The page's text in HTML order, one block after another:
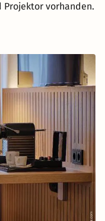
Projektor vorhanden.